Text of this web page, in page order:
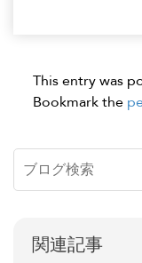
This entry was
Bookmark the
関連記事